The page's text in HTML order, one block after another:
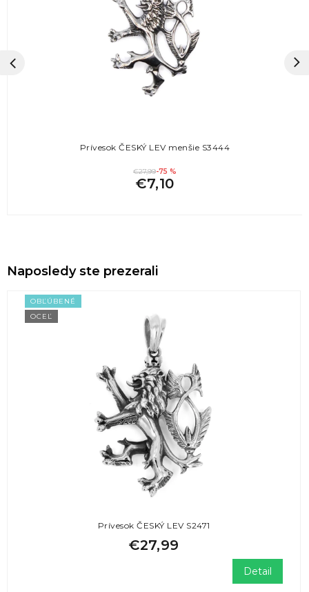
Prívesok ČESKÝ LEV menšie S3444
€27,99-75 %
€7,10
Naposledy ste prezerali
OBĽÚBENÉ
OCEĽ
Prívesok ČESKÝ LEV S2471
€27,99
Detail